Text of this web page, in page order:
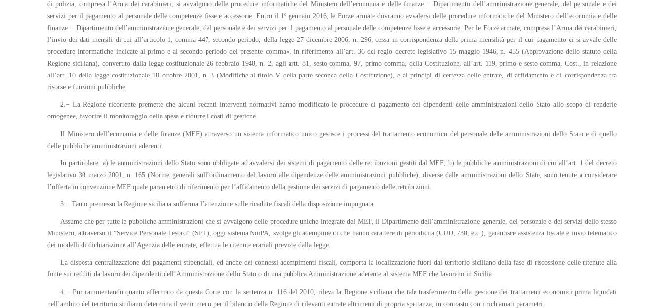
di polizia, compresa l’Arma dei carabinieri, si avvalgono delle procedure informatiche del Ministero dell’economia e delle finanze − Dipartimento dell’amministrazione generale, del personale e dei
servizi per il pagamento al personale delle competenze fisse e accessorie. Entro il 1º gennaio 2016, le Forze armate dovranno avvalersi delle procedure informatiche del Ministero dell’economia e delle
finanze − Dipartimento dell’amministrazione generale, del personale e dei servizi per il pagamento al personale delle competenze fisse e accessorie. Per le Forze armate, compresa l’Arma dei carabinieri,
l’invio dei dati mensili di cui all’articolo 1, comma 447, secondo periodo, della legge 27 dicembre 2006, n. 296, cessa in corrispondenza della prima mensilità per il cui pagamento ci si avvale delle
procedure informatiche indicate al primo e al secondo periodo del presente comma», in riferimento all’art. 36 del regio decreto legislativo 15 maggio 1946, n. 455 (Approvazione dello statuto della
Regione siciliana), convertito dalla legge costituzionale 26 febbraio 1948, n. 2, agli artt. 81, sesto comma, 97, primo comma, della Costituzione, all’art. 119, primo e sesto comma, Cost., in relazione
all’art. 10 della legge costituzionale 18 ottobre 2001, n. 3 (Modifiche al titolo V della parte seconda della Costituzione), e ai principi di certezza delle entrate, di affidamento e di corrispondenza tra
risorse e funzioni pubbliche.
2.− La Regione ricorrente premette che alcuni recenti interventi normativi hanno modificato le procedure di pagamento dei dipendenti delle amministrazioni dello Stato allo scopo di renderle
omogenee, favorire il monitoraggio della spesa e ridurre i costi di gestione.
Il Ministero dell’economia e delle finanze (MEF) attraverso un sistema informatico unico gestisce i processi del trattamento economico del personale delle amministrazioni dello Stato e di quello
delle pubbliche amministrazioni aderenti.
In particolare: a) le amministrazioni dello Stato sono obbligate ad avvalersi dei sistemi di pagamento delle retribuzioni gestiti dal MEF; b) le pubbliche amministrazioni di cui all’art. 1 del decreto
legislativo 30 marzo 2001, n. 165 (Norme generali sull’ordinamento del lavoro alle dipendenze delle amministrazioni pubbliche), diverse dalle amministrazioni dello Stato, sono tenute a considerare
l’offerta in convenzione MEF quale parametro di riferimento per l’affidamento della gestione dei servizi di pagamento delle retribuzioni.
3.− Tanto premesso la Regione siciliana sofferma l’attenzione sulle ricadute fiscali della disposizione impugnata.
Assume che per tutte le pubbliche amministrazioni che si avvalgono delle procedure uniche integrate del MEF, il Dipartimento dell’amministrazione generale, del personale e dei servizi dello stesso
Ministero, attraverso il “Service Personale Tesoro” (SPT), oggi sistema NoiPA, svolge gli adempimenti che hanno carattere di periodicità (CUD, 730, etc.), garantisce assistenza fiscale e invio telematico
dei modelli di dichiarazione all’Agenzia delle entrate, effettua le ritenute erariali previste dalla legge.
La disposta centralizzazione dei pagamenti stipendiali, ed anche dei connessi adempimenti fiscali, comporta la localizzazione fuori dal territorio siciliano della fase di riscossione delle ritenute alla
fonte sui redditi da lavoro dei dipendenti dell’Amministrazione dello Stato o di una pubblica Amministrazione aderente al sistema MEF che lavorano in Sicilia.
4.− Pur rammentando quanto affermato da questa Corte con la sentenza n. 116 del 2010, rileva la Regione siciliana che tale trasferimento della gestione dei trattamenti economici prima liquidati
nell’ambito del territorio siciliano determina il venir meno per il bilancio della Regione di rilevanti entrate altrimenti di propria spettanza, in contrasto con i richiamati parametri.